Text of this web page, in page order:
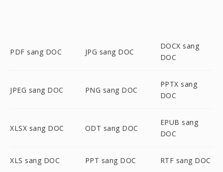
PDF sang DOC JPG sang DOC
DOCX sang
DOC
JPEG sang DOC PNG sang DOC
PPTX sang
DOC
XLSX sang DOC ODT sang DOC
EPUB sang
DOC
XLS sang DOC PPT sang DOC RTF sang DOC